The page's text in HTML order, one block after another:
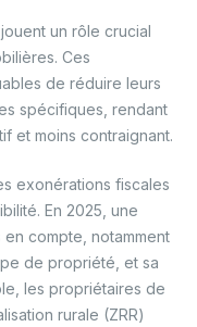
un rôle crucial
Ces
de réduire leurs
spécifiques, rendant
et moins contraignant.
exonérations fiscales
En 2025, une
compte, notamment
de propriété, et sa
les propriétaires de
rurale (ZRR)